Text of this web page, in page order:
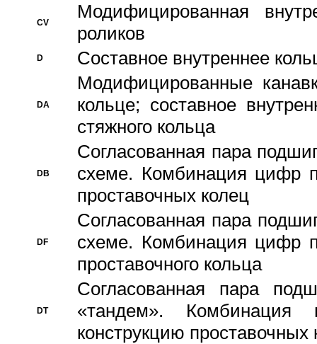
CV
Модифицированная
роликов
D Составное внутреннее
DA
Модифицированные
кольце; составное
стяжного кольца
DB
Согласованная пара
схеме. Комбинация цифр
проставочных колец
DF
Согласованная пара
схеме. Комбинация цифр
проставочного кольца
DT
Согласованная пара
«тандем».
конструкцию проставочных